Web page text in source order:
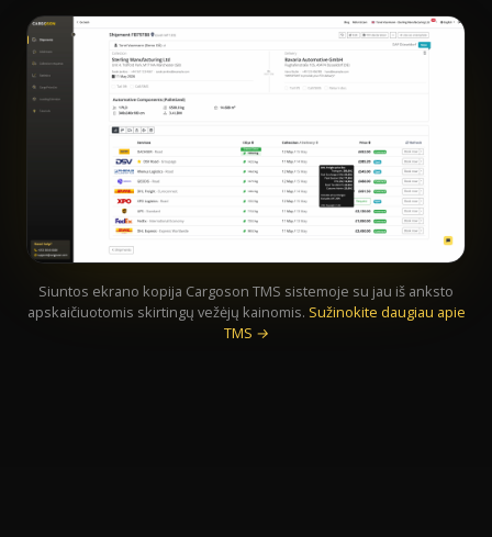
Siuntos ekrano kopija Cargoson TMS sistemoje su jau iš anksto
apskaičiuotomis skirtingų vežėjų kainomis. Sužinokite daugiau apie
TMS →